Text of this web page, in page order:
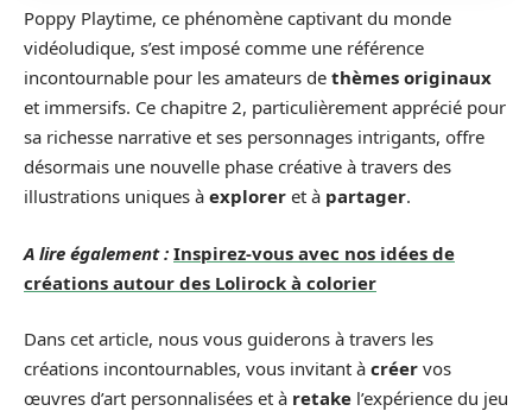
Poppy Playtime, ce phénomène captivant du monde
vidéoludique, s’est imposé comme une référence
incontournable pour les amateurs de thèmes originaux
et immersifs. Ce chapitre 2, particulièrement apprécié pour
sa richesse narrative et ses personnages intrigants, offre
désormais une nouvelle phase créative à travers des
illustrations uniques à explorer et à partager.
A lire également : Inspirez-vous avec nos idées de
créations autour des Lolirock à colorier
Dans cet article, nous vous guiderons à travers les
créations incontournables, vous invitant à créer vos
œuvres d’art personnalisées et à retake l’expérience du jeu